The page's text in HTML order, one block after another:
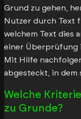
Grund zu gehen,
Nutzer durch Text
welchem Text dies
einer Überprüfung
Mit Hilfe
abgesteckt, in dem
Welche
zu Grunde?